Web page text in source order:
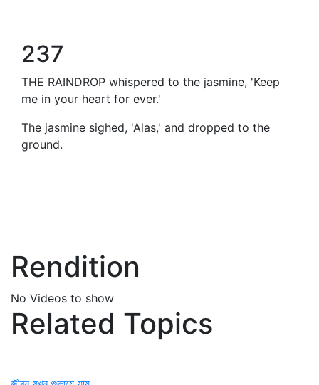
237
THE RAINDROP whispered to the jasmine, 'Keep
me in your heart for ever.'
The jasmine sighed, 'Alas,' and dropped to the
ground.
Rendition
No Videos to show
Related Topics